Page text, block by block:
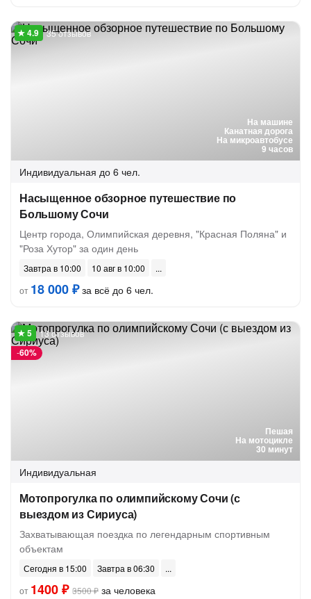
На машине
Канатная дорога
На микроавтобусе
9 часов
35 отзывов
Индивидуальная до 6 чел.
Насыщенное обзорное путешествие по
Большому Сочи
Центр города, Олимпийская деревня, "Красная Поляна" и
"Роза Хутор" за один день
Завтра в 10:00
10 авг в 10:00
от 18 000 ₽за всё до 6 чел.
Пешая
На мотоцикле
30 минут
-60%
13 отзывов
Индивидуальная
Мотопрогулка по олимпийскому Сочи (с
выездом из Сириуса)
Захватывающая поездка по легендарным спортивным
объектам
Сегодня в 15:00
Завтра в 06:30
от 1400 ₽ 3500 ₽ за человека